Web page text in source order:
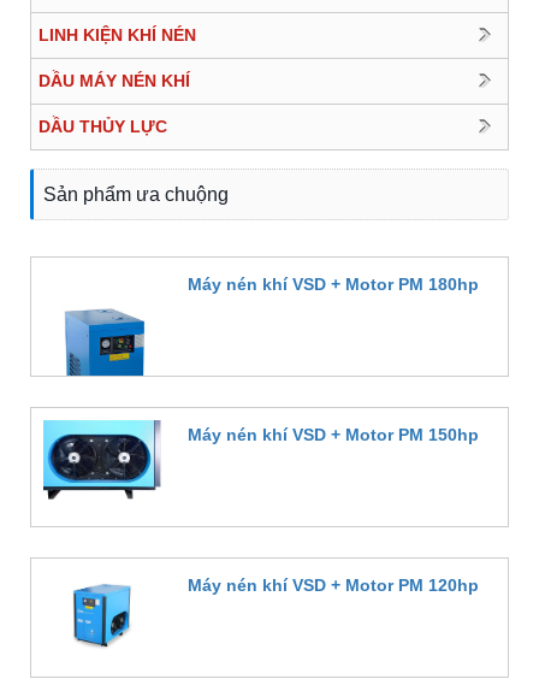
LINH KIỆN KHÍ NÉN
DẦU MÁY NÉN KHÍ
DẦU THỦY LỰC
Sản phẩm ưa chuộng
Máy nén khí VSD + Motor PM 180hp
Máy nén khí VSD + Motor PM 150hp
Máy nén khí VSD + Motor PM 120hp